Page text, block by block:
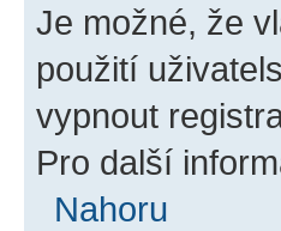
Je možné, že
použití
vypnout
Pro další
Nahoru